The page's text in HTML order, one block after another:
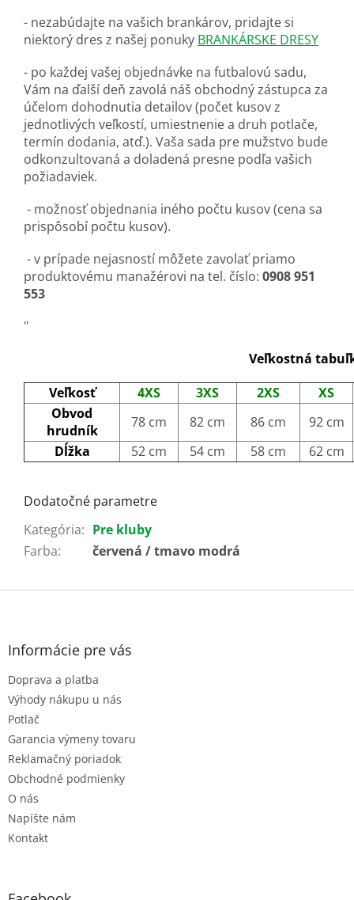
- nezabúdajte na vašich brankárov, pridajte si
niektorý dres z našej ponuky BRANKÁRSKE DRESY
- po každej vašej objednávke na futbalovú sadu,
Vám na ďalší deň zavolá náš obchodný zástupca za
účelom dohodnutia detailov (počet kusov z
jednotlivých veľkostí, umiestnenie a druh potlače,
termín dodania, atď.). Vaša sada pre mužstvo bude
odkonzultovaná a doladená presne podľa vašich
požiadaviek.
- možnosť objednania iného počtu kusov (cena sa
prispôsobí počtu kusov).
- v prípade nejasností môžete zavolať priamo
produktovému manažérovi na tel. číslo: 0908 951
553
"
Veľkostná
Veľkosť
4XS 3XS 2XS
XS
Obvod
hrudník
78 cm 82 cm 86 cm
92 cm
Dĺžka
52 cm 54 cm 58 cm 62 cm
Dodatočné parametre
Kategória: Pre kluby
Farba: červená / tmavo modrá
Z
Informácie pre vás
Doprava a platba
Výhody nákupu u nás
Potlač
Garancia výmeny tovaru
Reklamačný poriadok
Obchodné podmienky
O nás
Napíšte nám
Kontakt